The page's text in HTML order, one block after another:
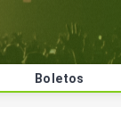
Boletos